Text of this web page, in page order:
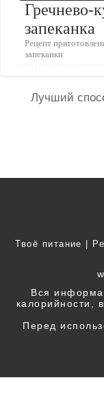
Гречнево-
запеканка
Рецепт
запеканки
Лучший
Твоё питание
Вся
калорийности,
Перед